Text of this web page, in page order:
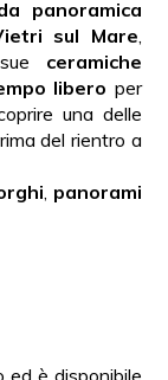
panoramica
sul Mare
ceramiche
libero per
una delle
del rientro a
panorami
ed è disponibile